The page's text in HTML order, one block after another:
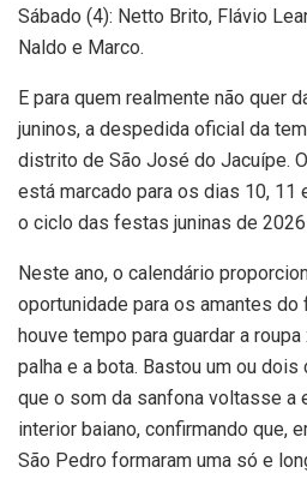
Sábado (4): Netto Brito, Flávio
Naldo e Marco.
E para quem realmente não quer
juninos, a despedida oficial da
distrito de São José do Jacuípe.
está marcado para os dias 10, 11
o ciclo das festas juninas de 2026
Neste ano, o calendário
oportunidade para os amantes do
houve tempo para guardar a
palha e a bota. Bastou um ou
que o som da sanfona voltasse a
interior baiano, confirmando que,
São Pedro formaram uma só e